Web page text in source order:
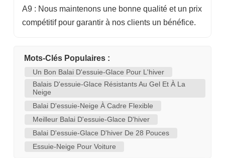
A9 : Nous maintenons une bonne qualité et un prix
compétitif pour garantir à nos clients un bénéfice.
Mots-Clés Populaires :
Un Bon Balai D'essuie-Glace Pour L'hiver
Balais D'essuie-Glace Résistants Au Gel Et À La
Neige
Balai D'essuie-Neige À Cadre Flexible
Meilleur Balai D'essuie-Glace D'hiver
Balai D'essuie-Glace D'hiver De 28 Pouces
Essuie-Neige Pour Voiture